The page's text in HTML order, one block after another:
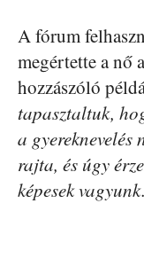
A fórum
megértette a nő
hozzászóló
tapasztaltuk,
a gyereknevelés
rajta, és úgy
képesek